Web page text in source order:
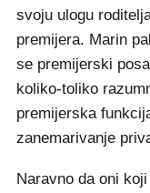
svoju ulogu
premijera. Marin
se premijerski
koliko-toliko
premijerska
zanemarivanje
Naravno da oni